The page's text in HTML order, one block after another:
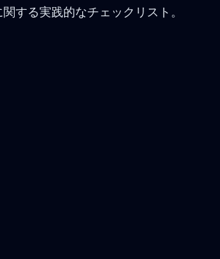
する実践的なチェックリスト。